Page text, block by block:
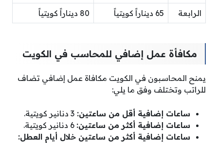
الرابعة 65 ديناراً كويتياً 80 ديناراً كويتياً
مكافأة عمل إضافي للمحاسب في الكويت
يمنح المحاسبون في الكويت مكافاة عمل إضافي تضاف
للراتب وتختلف وفق ما يلي:
ساعات إضافية أقل من ساعتين: 3 دنانير كويتية.
ساعات إضافية أكثر من ساعتين:
ساعات إضافية أكثر من ساعتين خلال أيام العطل: